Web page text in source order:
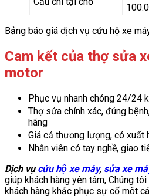
Bảng báo giá dịch vụ cứu hộ xe
Cam kết của thợ sửa
motor
Phục vụ nhanh chóng 24/24
Thợ sửa chính xác, đúng
hãng
Giá cả thương lượng, có xuất
Nhân viên có tay nghề, giao
Dịch vụ cứu hộ xe máy, sửa xe
giúp khách hàng yên tâm, Chúng
khách hàng khắc phục sự cố một